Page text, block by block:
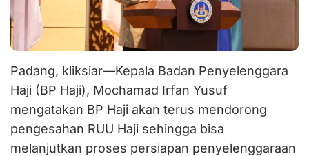
Padang, kliksiar—Kepala Badan Penyelenggara
Haji (BP Haji), Mochamad Irfan Yusuf
mengatakan BP Haji akan terus mendorong
pengesahan RUU Haji sehingga bisa
melanjutkan proses persiapan penyelenggaraan